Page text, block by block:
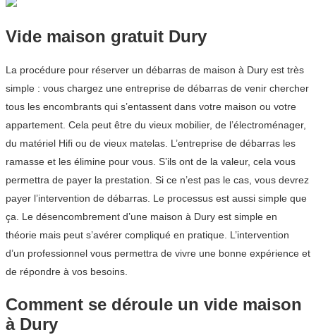
Vide maison gratuit Dury
La procédure pour réserver un débarras de maison à Dury est très
simple : vous chargez une entreprise de débarras de venir chercher
tous les encombrants qui s’entassent dans votre maison ou votre
appartement. Cela peut être du vieux mobilier, de l’électroménager,
du matériel Hifi ou de vieux matelas. L’entreprise de débarras les
ramasse et les élimine pour vous. S’ils ont de la valeur, cela vous
permettra de payer la prestation. Si ce n’est pas le cas, vous devrez
payer l’intervention de débarras. Le processus est aussi simple que
ça. Le désencombrement d’une maison à Dury est simple en
théorie mais peut s’avérer compliqué en pratique. L’intervention
d’un professionnel vous permettra de vivre une bonne expérience et
de répondre à vos besoins.
Comment se déroule un vide maison
à Dury